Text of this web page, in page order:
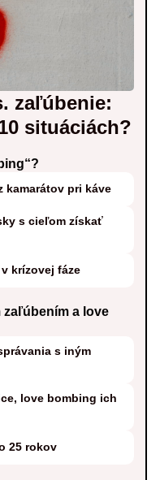
zaľúbenie:
situáciách?
kamarátov pri káve
s cieľom získať
krízovej fáze
zaľúbením a love
s iným
love bombing ich
25 rokov